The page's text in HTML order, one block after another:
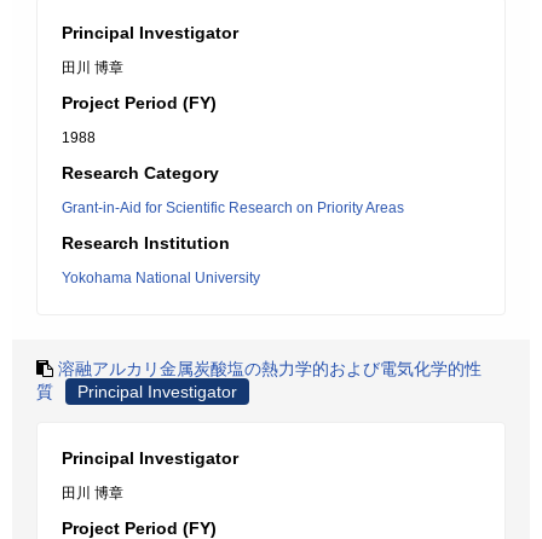
Principal Investigator
田川 博章
Project Period (FY)
1988
Research Category
Grant-in-Aid for Scientific Research on Priority Areas
Research Institution
Yokohama National University
溶融アルカリ金属炭酸塩の熱力学的および電気化学的性
質
Principal Investigator
Principal Investigator
田川 博章
Project Period (FY)